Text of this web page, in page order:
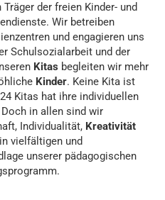
Träger der freien Kinder- und
Wir betreiben
und engagieren uns
Schulsozialarbeit und der
Kitas begleiten wir mehr
Kinder. Keine Kita ist
Kitas hat ihre individuellen
in allen sind wir
Individualität, Kreativität
vielfältigen und
unserer pädagogischen